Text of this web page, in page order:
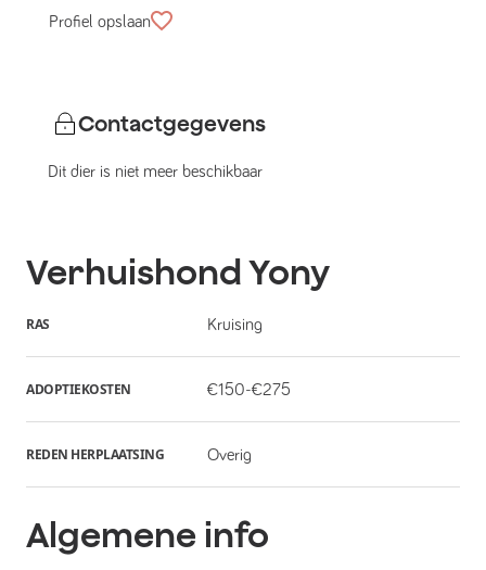
Profiel opslaan
Contactgegevens
Dit dier is niet meer beschikbaar
VerhuishondYony
RAS Kruising
ADOPTIEKOSTEN €150-€275
REDEN HERPLAATSING Overig
Algemene info